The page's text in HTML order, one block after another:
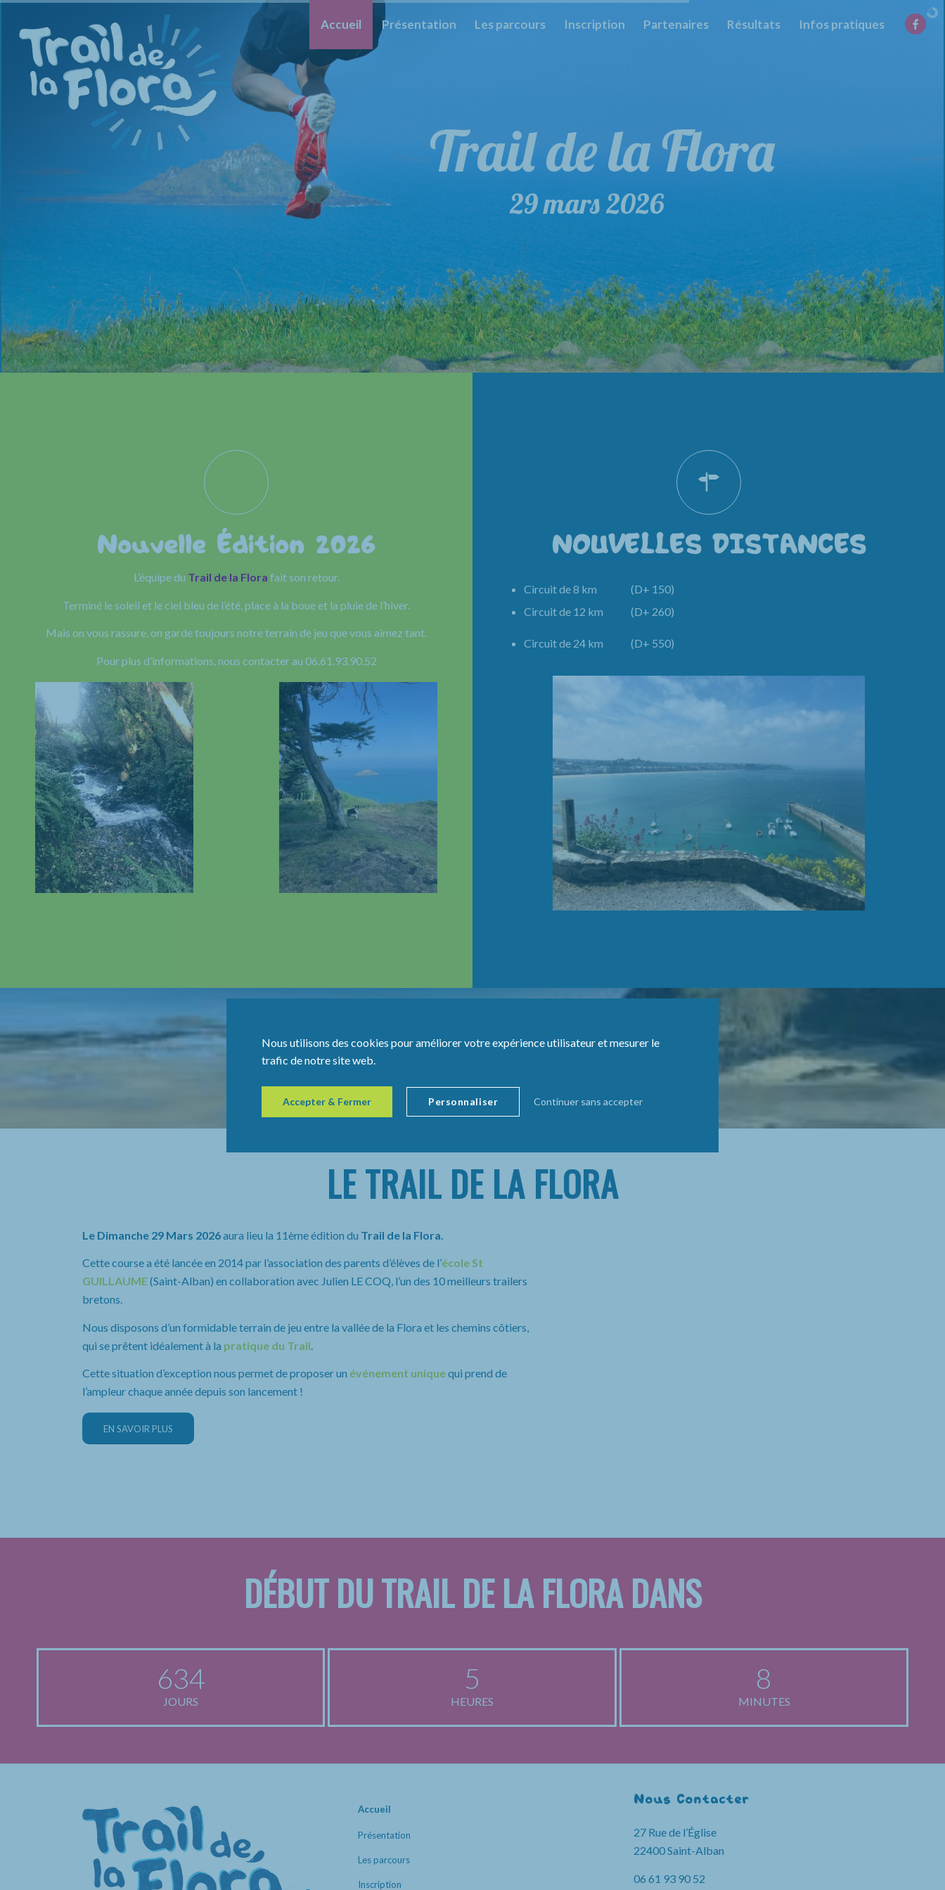
Accueil Présentation Les parcours Inscription Partenaires Résultats Infos pratiques
Trail de la Flora
29 mars 2026
Trail de la Flora
29 mars 2026
Nouvelle Édition 2026
L’équipe du Trail de la Flora fait son retour.
Terminé le soleil et le ciel bleu de l’été, place à la boue et la pluie de l’hiver.
Mais on vous rassure, on garde toujours notre terrain de jeu que vous aimez tant.
Pour plus d’informations, nous contacter au 06.61.93.90.52
NOUVELLES DISTANCES
Circuit de 8 km (D+ 150)
Circuit de 12 km (D+ 260)
Circuit de 24 km (D+ 550)
LE TRAIL DE LA FLORA
Le Dimanche 29 Mars 2026aura lieu la 11ème édition du Trail de la Flora.
Cette course a été lancée en 2014 par l’association des parents d’élèves de l’école St
GUILLAUME(Saint-Alban) en collaboration avec Julien LE COQ, l’un des 10 meilleurs trailers
bretons.
Nous disposons d’un formidable terrain de jeu entre la vallée de la Flora et les chemins côtiers,
qui se prêtent idéalement à la pratique du Trail
Cette situation d’exception nous permet de proposer un événement uniquequi prend de
l’ampleur chaque année depuis son lancement !
EN SAVOIR PLUS
DÉBUT DU TRAIL DE LA FLORA DANS
634
JOURS
5
HEURES
8
MINUTES
Accueil
Présentation
Les parcours
Inscription
Nous Contacter
27 Rue de l’Église
22400 Saint-Alban
06 61 93 90 52
Nous utilisons des cookies pour améliorer votre expérience utilisateur et mesurer le
trafic de notre site web.
Accepter & Fermer Continuer sans accepter
Personnaliser